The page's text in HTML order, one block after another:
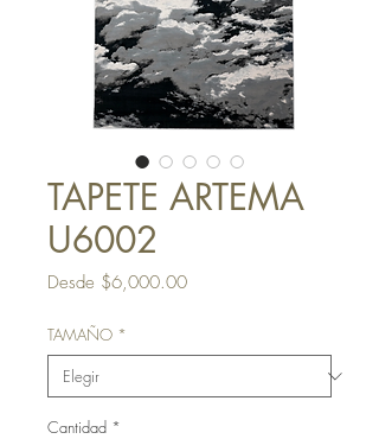
TAPETE ARTEMA
U6002
Desde $6,000.00Precio
TAMAÑO *
Cantidad *